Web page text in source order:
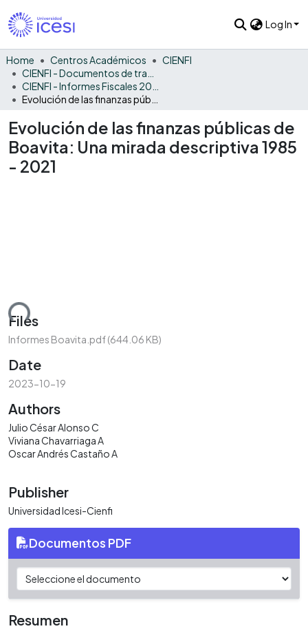
Log In
Home Centros Académicos
CIENFI
Evolución de las finanzas públicas de
Boavita: Una mirada descriptiva 1985
- 2021
Files
Informes Boavita.pdf(644.06 KB)
Date
2023-10-19
Authors
Julio César Alonso C
Viviana Chavarriaga A
Oscar Andrés Castaño A
Publisher
Universidad Icesi-Cienfi
Documentos PDF
Resumen